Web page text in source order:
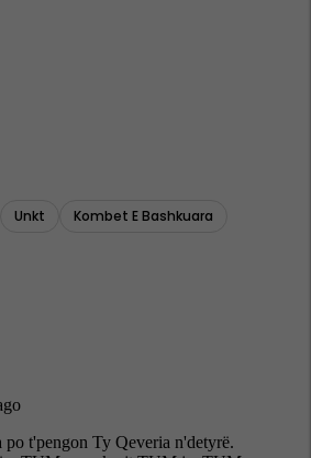
Unkt Kombet E Bashkuara